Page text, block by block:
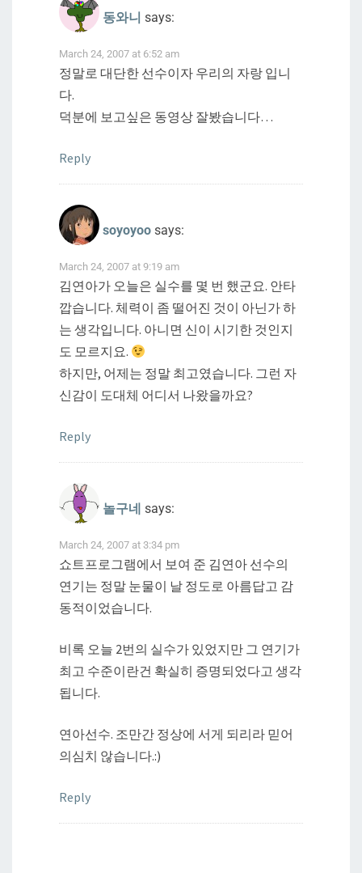
동와니 says:
March 24, 2007 at 6:52 am
정말로 대단한 선수이자 우리의 자랑 입니
다.
덕분에 보고싶은 동영상 잘봤습니다…
Reply
soyoyoo says:
March 24, 2007 at 9:19 am
김연아가 오늘은 실수를 몇 번 했군요. 안타
깝습니다. 체력이 좀 떨어진 것이 아닌가 하
는 생각입니다. 아니면 신이 시기한 것인지
도 모르지요.
하지만, 어제는 정말 최고였습니다. 그런 자
신감이 도대체 어디서 나왔을까요?
Reply
놀구네 says:
March 24, 2007 at 3:34 pm
쇼트프로그램에서 보여 준 김연아 선수의
연기는 정말 눈물이 날 정도로 아름답고 감
동적이었습니다.
비록 오늘 2번의 실수가 있었지만 그 연기가
최고 수준이란건 확실히 증명되었다고 생각
됩니다.
연아선수. 조만간 정상에 서게 되리라 믿어
의심치 않습니다.:)
Reply